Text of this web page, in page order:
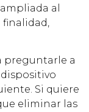
al
preguntarle a
Si quiere
eliminar las